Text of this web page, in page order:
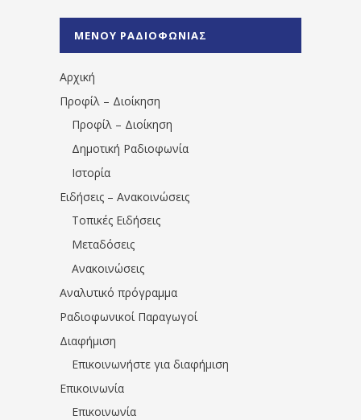
1531194763766854/" artist="" ]
ΜΕΝΟΥ ΡΑΔΙΟΦΩΝΙΑΣ
Αρχική
Προφίλ – Διοίκηση
Προφίλ – Διοίκηση
Δημοτική Ραδιοφωνία
Ιστορία
Ειδήσεις – Ανακοινώσεις
Τοπικές Ειδήσεις
Μεταδόσεις
Ανακοινώσεις
Αναλυτικό πρόγραμμα
Ραδιοφωνικοί Παραγωγοί
Διαφήμιση
Επικοινωνήστε για διαφήμιση
Επικοινωνία
Επικοινωνία